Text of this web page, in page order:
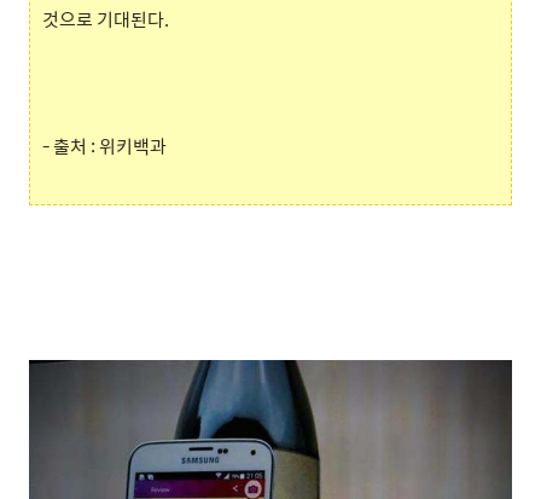
것으로 기대된다.
- 출처 : 위키백과